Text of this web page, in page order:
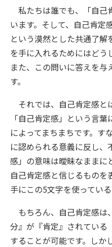
私たちは誰でも、「自己
います。そして、自己肯定
という漠然とした共通了
を手に入れるためにはどう
また、この問いに答えを
す。
それでは、自己肯定感と
「自己肯定感」という言
によってまちまちです。す
に認められる意義に反し
感」の意味は曖昧なままに
自己肯定感と信じるもの
手にこの5文字を使っている
もちろん、自己肯定感は
分』が『肯定』されている
することが可能です。しか